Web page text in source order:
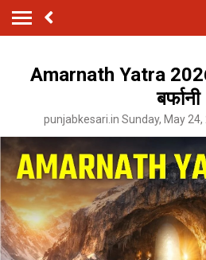
Amarnath Yatra
बर्फानी
punjabkesari.in Sunday, May